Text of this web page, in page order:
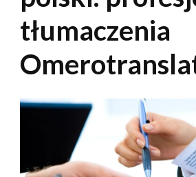
tłumaczenia